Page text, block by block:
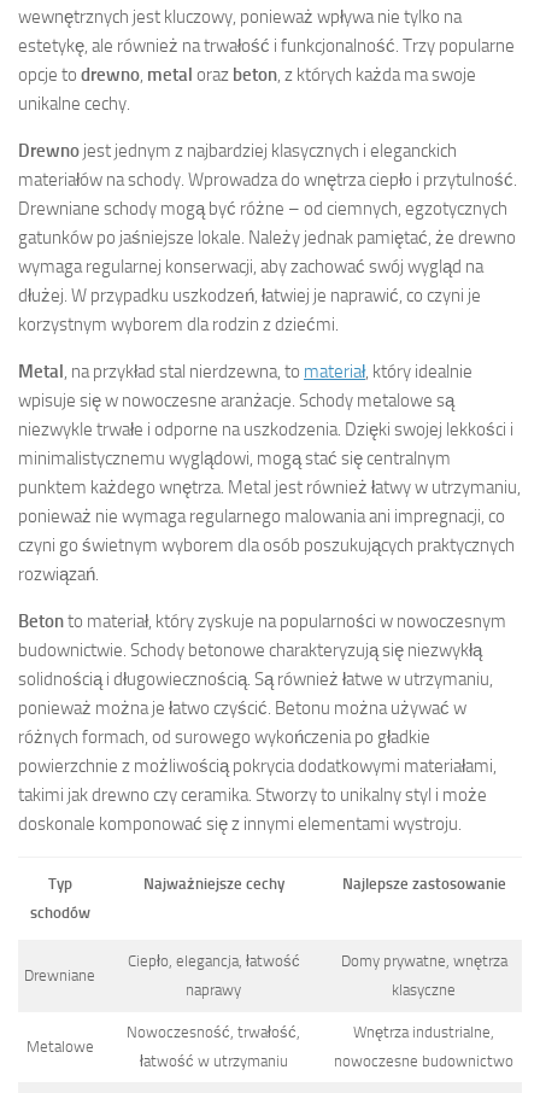
wewnętrznych jest kluczowy, ponieważ wpływa nie tylko na
estetykę, ale również na trwałość i funkcjonalność. Trzy popularne
opcje to drewno, metal oraz beton, z których każda ma swoje
unikalne cechy.
Drewno jest jednym z najbardziej klasycznych i eleganckich
materiałów na schody. Wprowadza do wnętrza ciepło i przytulność.
Drewniane schody mogą być różne – od ciemnych, egzotycznych
gatunków po jaśniejsze lokale. Należy jednak pamiętać, że drewno
wymaga regularnej konserwacji, aby zachować swój wygląd na
dłużej. W przypadku uszkodzeń, łatwiej je naprawić, co czyni je
korzystnym wyborem dla rodzin z dziećmi.
Metal , na przykład stal nierdzewna, to materiał, który idealnie
wpisuje się w nowoczesne aranżacje. Schody metalowe są
niezwykle trwałe i odporne na uszkodzenia. Dzięki swojej lekkości i
minimalistycznemu wyglądowi, mogą stać się centralnym
punktem każdego wnętrza. Metal jest również łatwy w utrzymaniu,
ponieważ nie wymaga regularnego malowania ani impregnacji, co
czyni go świetnym wyborem dla osób poszukujących praktycznych
rozwiązań.
Betonto materiał, który zyskuje na popularności w nowoczesnym
budownictwie. Schody betonowe charakteryzują się niezwykłą
solidnością i długowiecznością. Są również łatwe w utrzymaniu,
ponieważ można je łatwo czyścić. Betonu można używać w
różnych formach, od surowego wykończenia po gładkie
powierzchnie z możliwością pokrycia dodatkowymi materiałami,
takimi jak drewno czy ceramika. Stworzy to unikalny styl i może
doskonale komponować się z innymi elementami wystroju.
Typ
schodów
Najważniejsze cechy Najlepsze zastosowanie
Drewniane
Ciepło, elegancja, łatwość
naprawy
Domy prywatne, wnętrza
klasyczne
Metalowe
Nowoczesność, trwałość,
łatwość w utrzymaniu
Wnętrza industrialne,
nowoczesne budownictwo